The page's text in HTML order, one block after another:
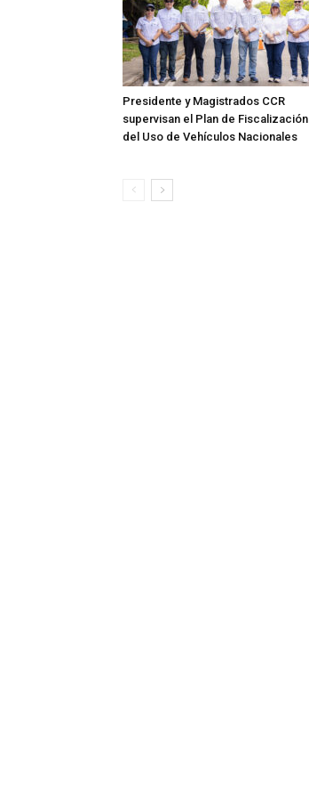
Presidente y Magistrados CCR
supervisan el Plan de Fiscalización
del Uso de Vehículos Nacionales